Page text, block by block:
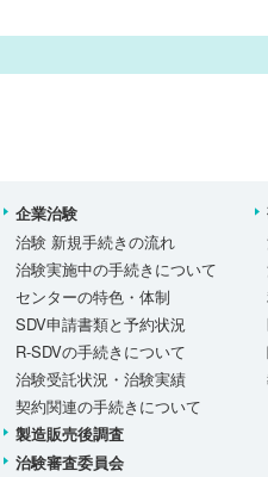
企業治験
治験 新規手続きの流れ
治験実施中の手続きについて
センターの特色・体制
SDV申請書類と予約状況
R-SDVの手続きについて
治験受託状況・治験実績
契約関連の手続きについて
製造販売後調査
治験審査委員会